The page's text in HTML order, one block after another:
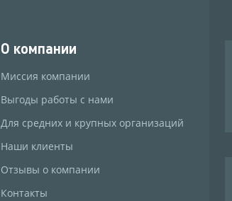
О компании
Миссия компании
Выгоды работы с нами
Для средних и крупных организаций
Наши клиенты
Отзывы о компании
Контакты